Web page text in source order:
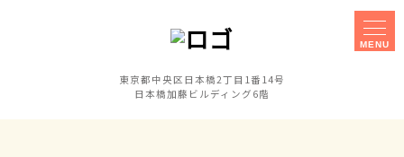
東京都中央区日本橋2丁目1番14号
日本橋加藤ビルディング6階
MENU